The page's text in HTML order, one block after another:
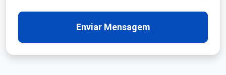
Enviar Mensagem